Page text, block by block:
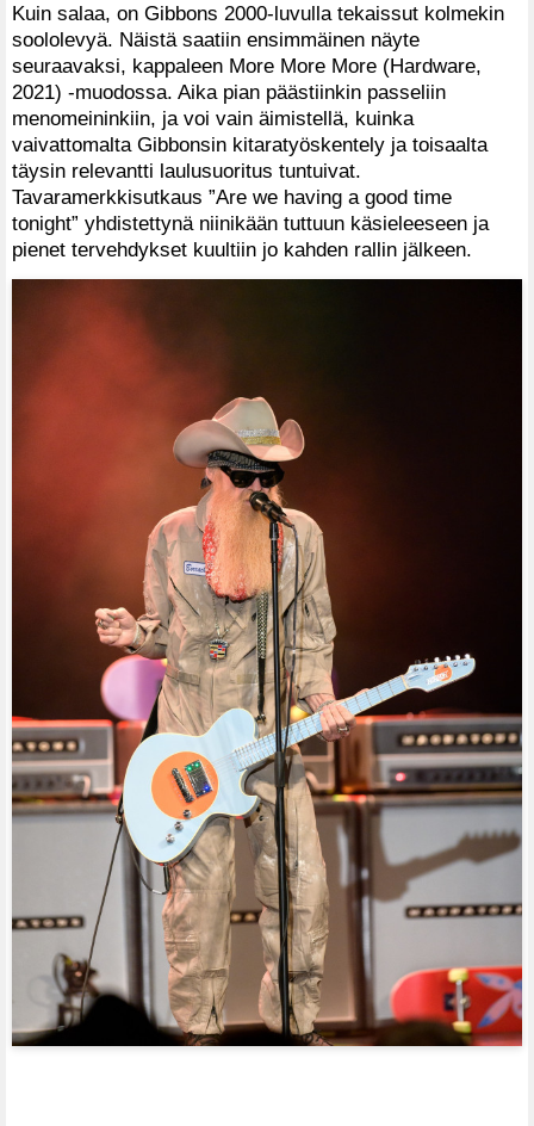
Kuin salaa, on Gibbons 2000-luvulla tekaissut kolmekin
soololevyä. Näistä saatiin ensimmäinen näyte
seuraavaksi, kappaleen More More More (Hardware,
2021) -muodossa. Aika pian päästiinkin passeliin
menomeininkiin, ja voi vain äimistellä, kuinka
vaivattomalta Gibbonsin kitaratyöskentely ja toisaalta
täysin relevantti laulusuoritus tuntuivat.
Tavaramerkkisutkaus ”Are we having a good time
tonight” yhdistettynä niinikään tuttuun käsieleeseen ja
pienet tervehdykset kuultiin jo kahden rallin jälkeen.